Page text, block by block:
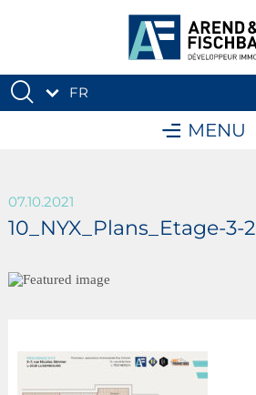
FR
MENU
07.10.2021
10_NYX_Plans_Etage-3-2